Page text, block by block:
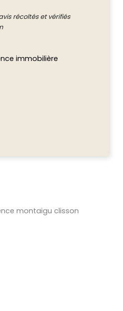
récoltés et vérifiés